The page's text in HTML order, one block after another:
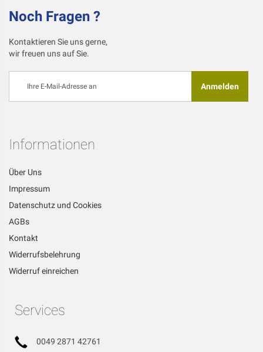
Noch Fragen ?
Kontaktieren Sie uns gerne,
wir freuen uns auf Sie.
sich
an:
Anmelden
Informationen
Über Uns
Impressum
Datenschutz und Cookies
AGBs
Kontakt
Widerrufsbelehrung
Widerruf einreichen
Services
0049 2871 42761